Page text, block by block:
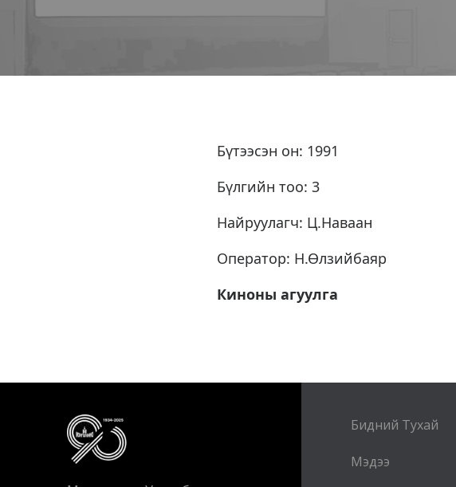
Бүтээсэн он: 1991
Бүлгийн тоо: 3
Найруулагч: Ц.Наваан
Оператор: Н.Өлзийбаяр
Киноны агуулга
Бидний Тухай
Мэдээ